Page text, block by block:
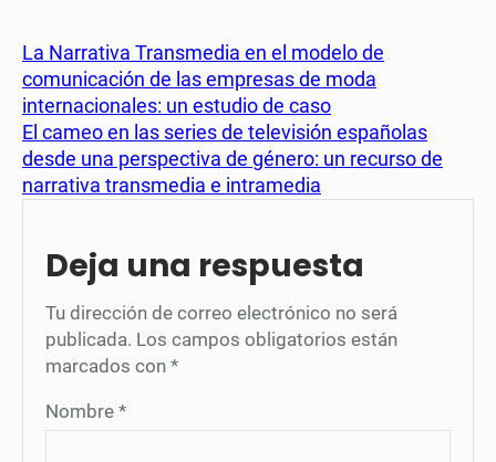
La Narrativa Transmedia en el modelo de
comunicación de las empresas de moda
internacionales: un estudio de caso
El cameo en las series de televisión españolas
desde una perspectiva de género: un recurso de
narrativa transmedia e intramedia
Deja una respuesta
Tu dirección de correo electrónico no será
publicada. Los campos obligatorios están
marcados con *
Nombre *